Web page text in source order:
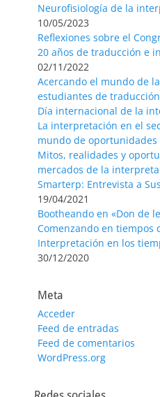
Neurofisiología de la
10/05/2023
Reflexiones sobre el
20 años de traducción e
02/11/2022
Acercando el mundo de
estudiantes de traducción
Día internacional de la
La interpretación en el
mundo de oportunidades
Mitos, realidades y
mercados de la
Smarterp: Entrevista a
19/04/2021
Bootheando en «Don de
Comenzando en tiempos
Interpretación en los
30/12/2020
Meta
Acceder
Feed de entradas
Feed de comentarios
WordPress.org